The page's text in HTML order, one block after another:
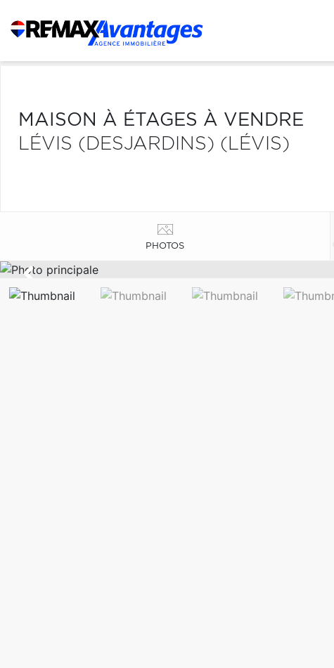
MAISON À ÉTAGES À VENDRE
LÉVIS (DESJARDINS) (LÉVIS)
PHOTOS